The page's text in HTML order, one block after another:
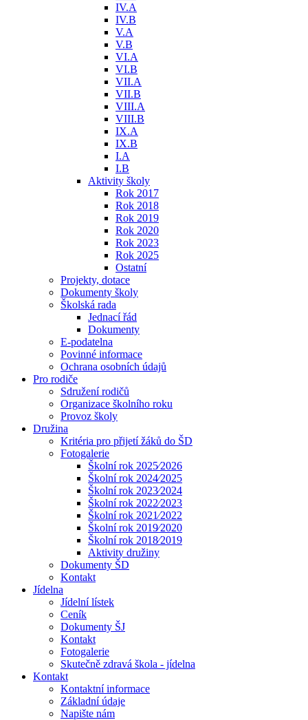
IV.A
IV.B
V.A
V.B
VI.A
VI.B
VII.A
VII.B
VIII.A
VIII.B
IX.A
IX.B
I.A
I.B
Aktivity školy
Rok 2017
Rok 2018
Rok 2019
Rok 2020
Rok 2023
Rok 2025
Ostatní
Projekty, dotace
Dokumenty školy
Školská rada
Jednací řád
Dokumenty
E-podatelna
Povinné informace
Ochrana osobních údajů
Pro rodiče
Sdružení rodičů
Organizace školního roku
Provoz školy
Družina
Kritéria pro přijetí žáků do ŠD
Fotogalerie
Školní rok 2025⁄2026
Školní rok 2024⁄2025
Školní rok 2023⁄2024
Školní rok 2022⁄2023
Školní rok 2021⁄2022
Školní rok 2019⁄2020
Školní rok 2018⁄2019
Aktivity družiny
Dokumenty ŠD
Kontakt
Jídelna
Jídelní lístek
Ceník
Dokumenty ŠJ
Kontakt
Fotogalerie
Skutečně zdravá škola - jídelna
Kontakt
Kontaktní informace
Základní údaje
Napište nám